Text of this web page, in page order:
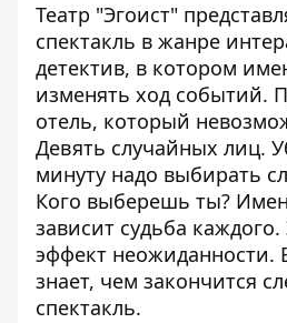
Театр "Эгоист"
спектакль в жанре
детектив, в котором
изменять ход событий.
отель, который
Девять случайных лиц.
минуту надо выбирать
Кого выберешь ты?
зависит судьба
эффект неожиданности.
знает, чем закончится
спектакль.